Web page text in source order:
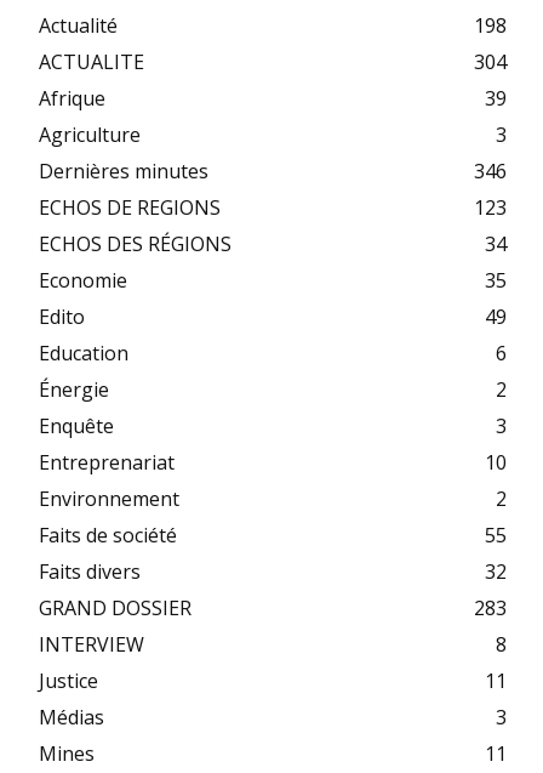
Actualité
198
ACTUALITE
304
Afrique
39
Agriculture
3
Dernières minutes
346
ECHOS DE REGIONS
123
ECHOS DES RÉGIONS
34
Economie
35
Edito
49
Education
6
Énergie
2
Enquête
3
Entreprenariat
10
Environnement
2
Faits de société
55
Faits divers
32
GRAND DOSSIER
283
INTERVIEW
8
Justice
11
Médias
3
Mines
11